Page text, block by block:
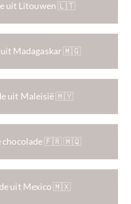
uit Litouwen 🇱🇹
uit Madagaskar 🇲🇬
uit Maleisië 🇲🇾
chocolade 🇫🇷 🇲🇶
uit Mexico 🇲🇽